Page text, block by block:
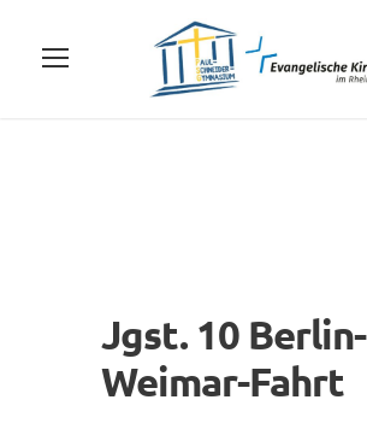
Jgst. 10 Berlin-
Weimar-Fahrt